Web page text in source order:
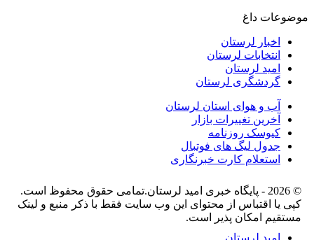
موضوعات داغ
اخبار لرستان
انتخابات لرستان
امید لرستان
گردشگری لرستان
آب و هوای استان لرستان
آخرین تغییرات بازار
کیوسک روزنامه
جدول لیگ های فوتبال
استعلام کارت خبرنگاری
© 2026 - پایگاه خبری اميد لرستان.تمامی حقوق محفوظ است.
کپی یا اقتباس از محتوای این وب سایت فقط با ذکر منبع و لینک
مستقیم امکان پذیر است.
امید لرستان